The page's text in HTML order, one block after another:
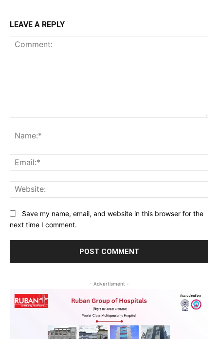
LEAVE A REPLY
Save my name, email, and website in this browser for the
next time I comment.
- Advertisment -